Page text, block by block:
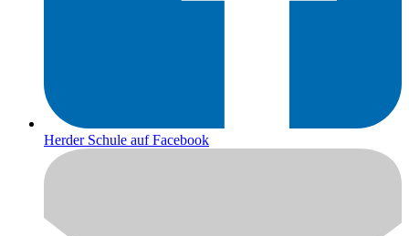
Herder Schule auf Facebook